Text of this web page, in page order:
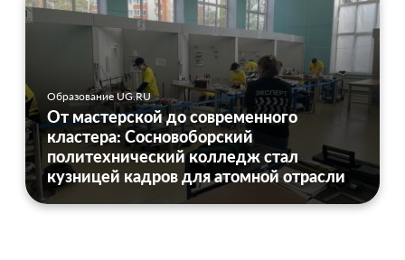
Образование UG.RU
От мастерской до современного
кластера: Сосновоборский
политехнический колледж стал
кузницей кадров для атомной отрасли